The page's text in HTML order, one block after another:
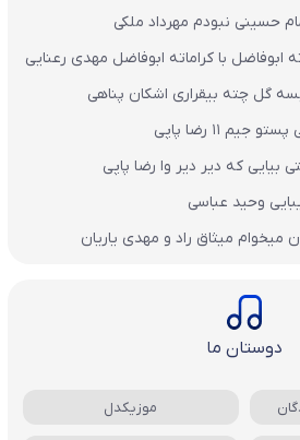
حسینی نبودم مهرداد ملکی
ابوفاضل با کراماته ابوفاضل مهدی رعنایی
گل چته بیقراری اشکان پناهی
۱۱ رضا پاپی
بیایی که دیر دیر وا رضا پاپی
وحید عباسی
میخوام میثاق راد و مهدی یاریان
دوستان ما
موزیکدل